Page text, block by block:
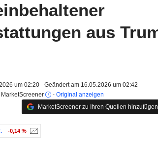
aus
um 02:20 - Geändert am 16.05.2026 um 02:42
- Original anzeigen
MarketScreener zu Ihren Quellen hinzufügen
-0,14 %